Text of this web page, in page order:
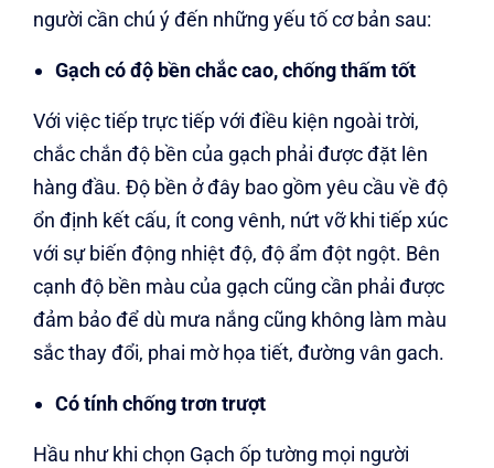
người cần chú ý đến những yếu tố cơ bản sau:
Gạch có độ bền chắc cao, chống thấm tốt
Với việc tiếp trực tiếp với điều kiện ngoài trời,
chắc chắn độ bền của gạch phải được đặt lên
hàng đầu. Độ bền ở đây bao gồm yêu cầu về độ
ổn định kết cấu, ít cong vênh, nứt vỡ khi tiếp xúc
với sự biến động nhiệt độ, độ ẩm đột ngột. Bên
cạnh độ bền màu của gạch cũng cần phải được
đảm bảo để dù mưa nắng cũng không làm màu
sắc thay đổi, phai mờ họa tiết, đường vân gach.
Có tính chống trơn trượt
Hầu như khi chọn Gạch ốp tường mọi người